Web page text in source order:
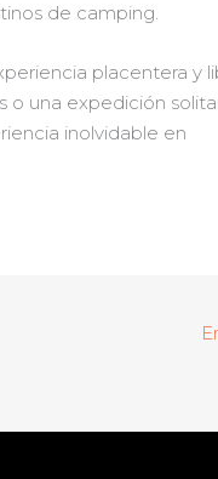
de camping.
placentera y
o una expedición
inolvidable en